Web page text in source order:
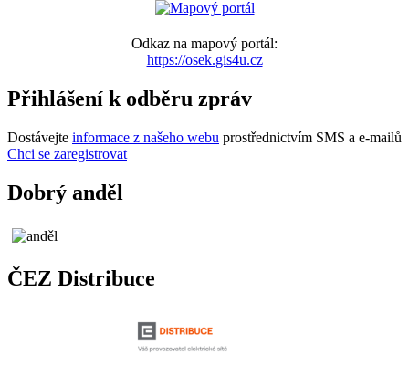
Odkaz na mapový portál:
https://osek.gis4u.cz
Přihlášení k odběru zpráv
Dostávejte informace z našeho webu prostřednictvím SMS a e-mailů
Chci se zaregistrovat
Dobrý anděl
ČEZ Distribuce